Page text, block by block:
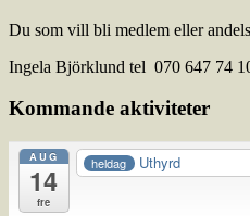
Du som vill bli medlem eller
Ingela Björklund tel 070 647 74
Kommande aktiviteter
AUG
14
fre
heldag Uthyrd